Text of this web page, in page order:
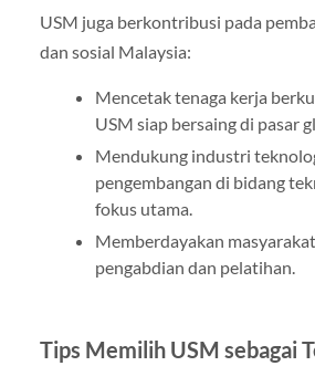
USM juga berkontribusi pada
dan sosial Malaysia:
Mencetak tenaga kerja
USM siap bersaing di pasar
Mendukung industri
pengembangan di bidang
fokus utama.
Memberdayakan
pengabdian dan pelatihan.
Tips Memilih USM sebagai